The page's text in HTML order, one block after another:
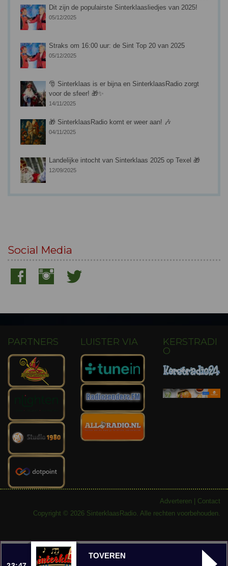
Dit zijn de populairste Sinterklaasliedjes van 2025!
05/12/2025
Straks om 16:00 uur: de Sint Top 20 van 2025
05/12/2025
🎅 Sinterklaas is er bijna en SinterklaasRadio zorgt
voor de sfeer! 🎁✨
14/11/2025
🎁 SinterklaasRadio komt er weer aan! 🎶
04/11/2025
Landelijke intocht van Sinterklaas 2025 op Texel 🎁
12/09/2025
Social Media
PARTNERS LUISTER VIA
KERSTRADI
O
Adverteren
Contact
Copyright © 2026 SinterklaasRadio. Alle rechten voorbehouden.
TOVEREN